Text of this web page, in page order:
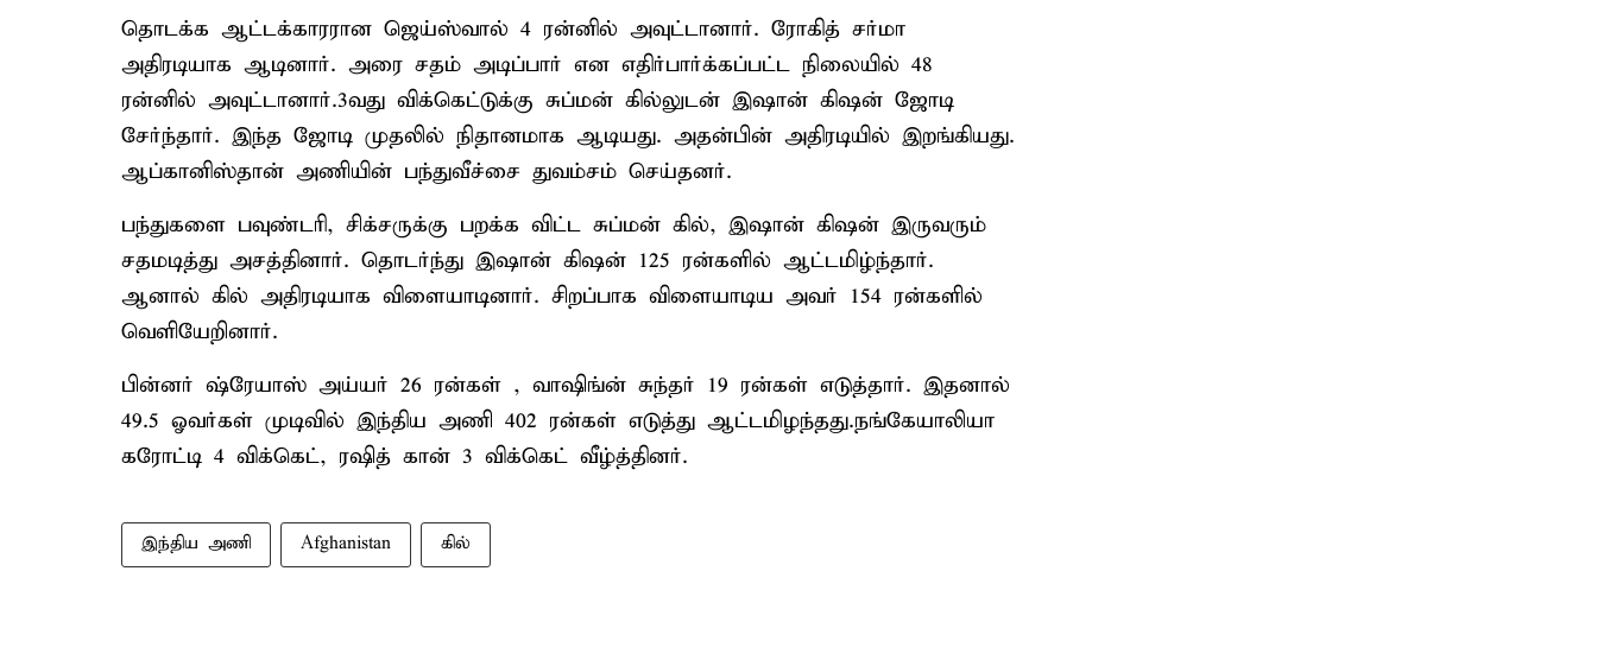
தொடக்க ஆட்டக்காரரான ஜெய்ஸ்வால் 4 ரன்னில் அவுட்டானார். ரோகித் சர்மா
அதிரடியாக ஆடினார். அரை சதம் அடிப்பார் என எதிர்பார்க்கப்பட்ட நிலையில் 48
ரன்னில் அவுட்டானார்.3வது விக்கெட்டுக்கு சுப்மன் கில்லுடன் இஷான் கிஷன் ஜோடி
சேர்ந்தார். இந்த ஜோடி முதலில் நிதானமாக ஆடியது. அதன்பின் அதிரடியில் இறங்கியது.
ஆப்கானிஸ்தான் அணியின் பந்துவீச்சை துவம்சம் செய்தனர்.
பந்துகளை பவுண்டரி, சிக்சருக்கு பறக்க விட்ட சுப்மன் கில், இஷான் கிஷன் இருவரும்
சதமடித்து அசத்தினார். தொடர்ந்து இஷான் கிஷன் 125 ரன்களில் ஆட்டமிழ்ந்தார்.
ஆனால் கில் அதிரடியாக விளையாடினார். சிறப்பாக விளையாடிய அவர் 154 ரன்களில்
வெளியேறினார்.
பின்னர் ஷ்ரேயாஸ் அய்யர் 26 ரன்கள் , வாஷிங்ன் சுந்தர் 19 ரன்கள் எடுத்தார். இதனால்
49.5 ஓவர்கள் முடிவில் இந்திய அணி 402 ரன்கள் எடுத்து ஆட்டமிழந்தது.நங்கேயாலியா
கரோட்டி 4 விக்கெட், ரஷித் கான் 3 விக்கெட் வீழ்த்தினர்.
இந்திய அணி Afghanistan கில்